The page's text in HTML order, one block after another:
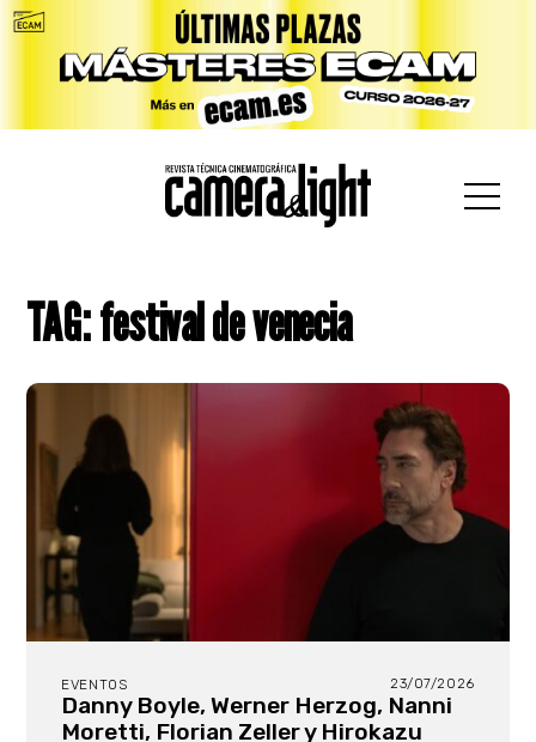
TAG: festival de venecia
EVENTOS 23/07/2026
Danny Boyle, Werner Herzog, Nanni
Moretti, Florian Zeller y Hirokazu